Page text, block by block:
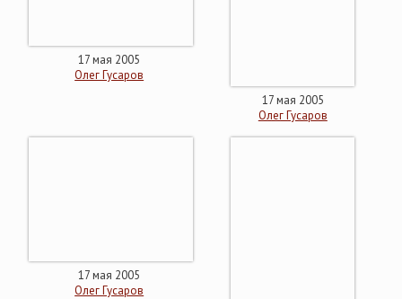
17 мая 2005
Олег Гусаров
17 мая 2005
Олег Гусаров
17 мая 2005
Олег Гусаров